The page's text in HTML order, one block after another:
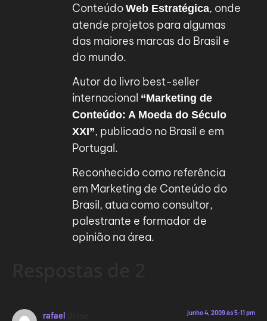
Conteúdo Web Estratégica, onde
atende projetos para algumas
das maiores marcas do Brasil e
do mundo.
Autor do livro best-seller
internacional “Marketing de
Conteúdo: A Moeda do Século
XXI”, publicado no Brasil e em
Portugal.
Reconhecido como referência
em Marketing de Conteúdo do
Brasil, atua como consultor,
palestrante e formador de
opinião na área.
rafael junho 4, 2009 às 5:11 pm